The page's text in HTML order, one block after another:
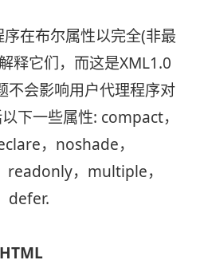
在布尔属性以完全(非最
释它们，而这是XML1.0
不会影响用户代理程序对
下一些属性: compact，
，noshade，
，multiple，
defer.